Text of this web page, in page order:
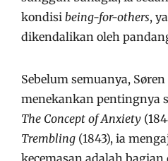
kondisi being-for-others,
dikendalikan oleh
Sebelum semuanya,
menekankan pentingnya
The Concept of Anxiety
Trembling (1843), ia
kecemasan adalah